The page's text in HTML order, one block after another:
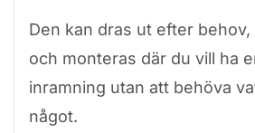
Den kan dras ut efter
och monteras där du vill ha
inramning utan att behöva
något.